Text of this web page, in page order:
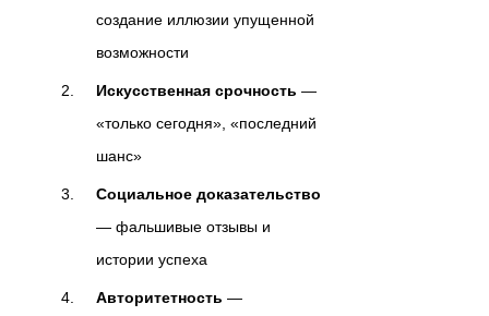
создание иллюзии упущенной
возможности
Искусственная срочность —
«только сегодня», «последний
шанс»
Социальное доказательство
— фальшивые отзывы и
истории успеха
Авторитетность —